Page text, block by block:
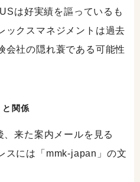
は好実績を謳っているも
ックスマネジメントは過去
会社の隠れ蓑である可能性
関係
来た案内メールを見る
スには「mmk-japan」の文